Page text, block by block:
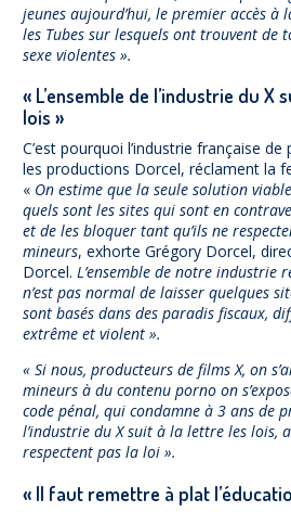
jeunes aujourd’hui, le premier accès à
les Tubes sur lesquels ont trouvent de
sexe violentes ».
« L’ensemble de l’industrie du X
lois »
C’est pourquoi l’industrie française
les productions Dorcel, réclament la
« On estime que la seule solution
quels sont les sites qui sont en
et de les bloquer tant qu’ils ne
mineurs, exhorte Grégory Dorcel,
Dorcel. L’ensemble de notre industrie
n’est pas normal de laisser quelques
sont basés dans des paradis fiscaux,
extrême et violent ».
« Si nous, producteurs de films X, on
mineurs à du contenu porno on
code pénal, qui condamne à 3 ans de
l’industrie du X suit à la lettre les lois,
respectent pas la loi ».
« Il faut remettre à plat